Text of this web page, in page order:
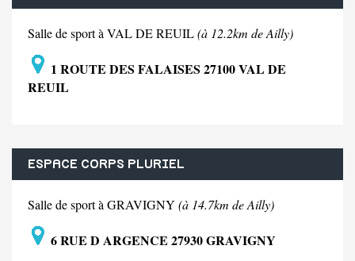
Salle de sport à VAL DE REUIL(à 12.2km de Ailly)
1 ROUTE DES FALAISES 27100 VAL DE
REUIL
ESPACE CORPS PLURIEL
Salle de sport à GRAVIGNY (à 14.7km de Ailly)
6 RUE D ARGENCE 27930 GRAVIGNY